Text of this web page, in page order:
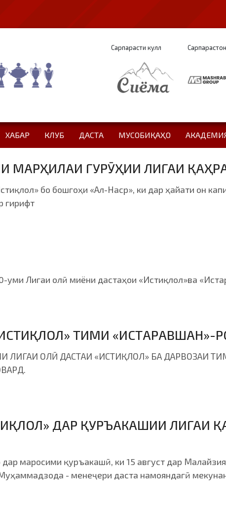
Сарпарасти кулл Сарпарастон
ХАБАР КЛУБ ДАСТА МУСОБИҚАҲО
МАРҲИЛАИ ГУРӮҲИИ ЛИГАИ
бо бошгоҳи «Ал-Наср», ки дар ҳайати он
гирифт
уми Лигаи олӣ миёни дастаҳои «Истиқлол»ва
ТИМИ
ЛИГАИ ОЛӢ ДАСТАИ «ИСТИҚЛОЛ» БА ДАРВОЗАИ
ДАР ҚУРЪАКАШИИ ЛИГАИ
маросими қуръакашӣ, ки 15 август дар
- менеҷери даста намояндагӣ